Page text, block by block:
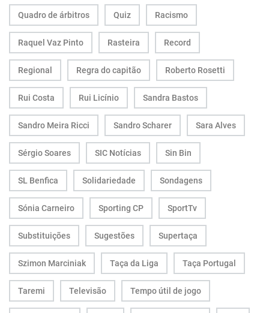
Quadro de árbitros Quiz Racismo
Raquel Vaz Pinto Rasteira Record
Regional Regra do capitão Roberto Rosetti
Rui Costa Rui Licínio Sandra Bastos
Sandro Meira Ricci Sandro Scharer Sara Alves
Sérgio Soares SIC Notícias Sin Bin
SL Benfica Solidariedade Sondagens
Sónia Carneiro Sporting CP SportTv
Substituições Sugestões Supertaça
Szimon Marciniak Taça da Liga Taça Portugal
Taremi Televisão Tempo útil de jogo